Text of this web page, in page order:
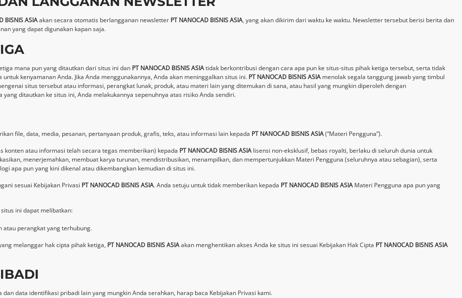
BISNIS ASIAakan secara otomatis berlangganan newsletter PT NANOCAD BISNIS ASIA, yang akan dikirim dari waktu ke waktu. Newsletter tersebut berisi berita dan
yang dapat digunakan kapan saja.
mana pun yang ditautkan dari situs ini dan PT NANOCAD BISNIS ASIAtidak berkontribusi dengan cara apa pun ke situs-situs pihak ketiga tersebut, serta tidak
kenyamanan Anda. Jika Anda menggunakannya, Anda akan meninggalkan situs ini. PT NANOCAD BISNIS ASIA menolak segala tanggung jawab yang timbul
situs tersebut atau informasi, perangkat lunak, produk, atau materi lain yang ditemukan di sana, atau hasil yang mungkin diperoleh dengan
ditautkan ke situs ini, Anda melakukannya sepenuhnya atas risiko Anda sendiri.
file, data, media, pesanan, pertanyaan produk, grafis, teks, atau informasi lain kepada PT NANOCAD BISNIS ASIA(“Materi Pengguna”).
konten atau informasi telah secara tegas memberikan) kepada PT NANOCAD BISNIS ASIA lisensi non-eksklusif, bebas royalti, berlaku di seluruh dunia untuk
menerjemahkan, membuat karya turunan, mendistribusikan, menampilkan, dan mempertunjukkan Materi Pengguna (seluruhnya atau sebagian), serta
apa pun yang kini dikenal atau dikembangkan kemudian di situs ini.
sesuai Kebijakan Privasi PT NANOCAD BISNIS ASIA. Anda setuju untuk tidak memberikan kepada PT NANOCAD BISNIS ASIA Materi Pengguna apa pun yang
ini dapat melibatkan:
atau perangkat yang terhubung.
melanggar hak cipta pihak ketiga, PT NANOCAD BISNIS ASIAakan menghentikan akses Anda ke situs ini sesuai Kebijakan Hak Cipta PT NANOCAD BISNIS ASIA
data identifikasi pribadi lain yang mungkin Anda serahkan, harap baca Kebijakan Privasi kami.